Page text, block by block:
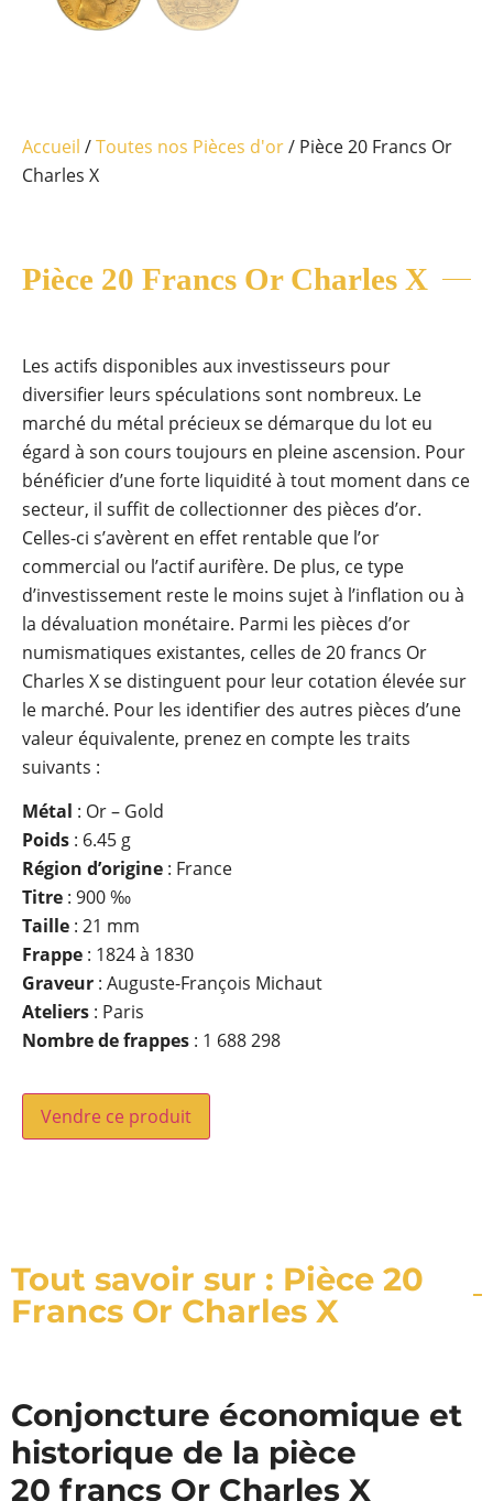
Accueil /Toutes nos Pièces d'or/ Pièce 20 Francs Or
Charles X
Pièce 20 Francs Or Charles X
Les actifs disponibles aux investisseurs pour
diversifier leurs spéculations sont nombreux. Le
marché du métal précieux se démarque du lot eu
égard à son cours toujours en pleine ascension. Pour
bénéficier d’une forte liquidité à tout moment dans ce
secteur, il suffit de collectionner des pièces d’or.
Celles-ci s’avèrent en effet rentable que l’or
commercial ou l’actif aurifère. De plus, ce type
d’investissement reste le moins sujet à l’inflation ou à
la dévaluation monétaire. Parmi les pièces d’or
numismatiques existantes, celles de 20 francs Or
Charles X se distinguent pour leur cotation élevée sur
le marché. Pour les identifier des autres pièces d’une
valeur équivalente, prenez en compte les traits
suivants :
Métal : Or – Gold
Poids : 6.45 g
Région d’origine : France
Titre : 900 ‰
Taille : 21 mm
Frappe : 1824 à 1830
Graveur : Auguste-François Michaut
Ateliers : Paris
Nombre de frappes : 1 688 298
Vendre ce produit
Tout savoir sur : Pièce 20
Francs Or Charles X
Conjoncture économique et
historique de la pièce
20 francs Or Charles X